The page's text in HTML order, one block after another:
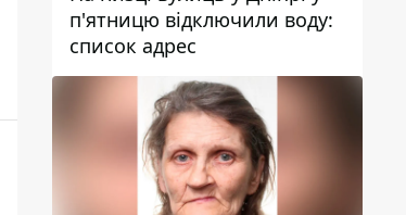
п'ятницю відключили воду:
список адрес